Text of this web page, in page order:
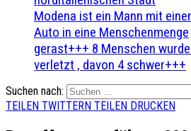
Modena ist ein Mann mit
Auto in eine Menschenmenge
gerast+++ 8 Menschen
verletzt , davon 4 schwer+++
Suchen nach:
TEILEN TWITTERN TEILEN DRUCKEN